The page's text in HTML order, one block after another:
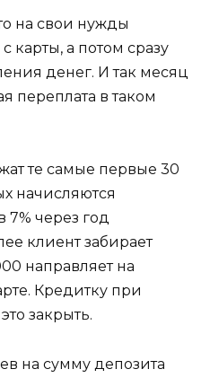
на свои нужды
карты, а потом сразу
денег. И так месяц
переплата в таком
те самые первые 30
начисляются
7% через год
клиент забирает
направляет на
Кредитку при
закрыть.
на сумму депозита